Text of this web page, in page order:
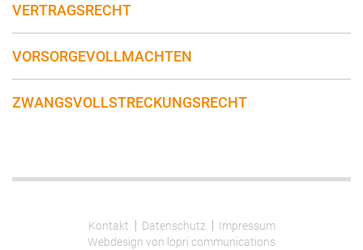
VERTRAGSRECHT
VORSORGEVOLLMACHTEN
ZWANGSVOLLSTRECKUNGSRECHT
Kontakt Datenschutz
Impressum
Webdesign von lopri communications